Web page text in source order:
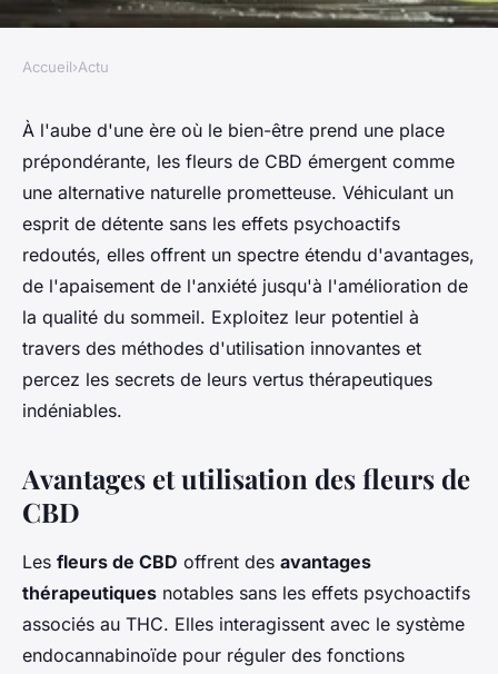
Découvrez les bienfaits des
fleurs de chanvre
Baptiste•8 juin 2024•2 min de lecture
Accueil›Actu
À l'aube d'une ère où le bien-être prend une place
prépondérante, les fleurs de CBD émergent comme
une alternative naturelle prometteuse. Véhiculant un
esprit de détente sans les effets psychoactifs
redoutés, elles offrent un spectre étendu d'avantages,
de l'apaisement de l'anxiété jusqu'à l'amélioration de
la qualité du sommeil. Exploitez leur potentiel à
travers des méthodes d'utilisation innovantes et
percez les secrets de leurs vertus thérapeutiques
indéniables.
Avantages et utilisation des fleurs de
CBD
Les fleurs de CBD offrent des avantages
thérapeutiques notables sans les effets psychoactifs
associés au THC. Elles interagissent avec le système
endocannabinoïde pour réguler des fonctions